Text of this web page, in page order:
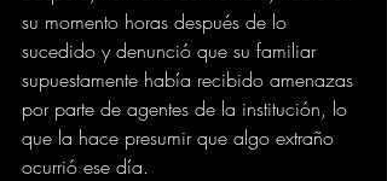
su momento horas después de lo
sucedido y denunció que su familiar
supuestamente había recibido amenazas
por parte de agentes de la institución, lo
que la hace presumir que algo extraño
ocurrió ese día.